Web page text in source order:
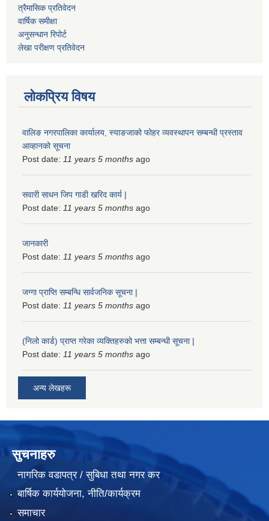
त्रैमासिक प्रतिवेदन
वार्षिक समीक्षा
अनुसन्धान रिपोर्ट
लेखा परीक्षण प्रतिवेदन
लोकप्रिय विषय
वालिङ नगरपालिका कार्यालय, स्याङजाको फोहर व्यवस्थापन सम्बन्धी प्रस्ताव
आव्हानको सूचना
Post date: 11 years 5 months ago
सवारी साधन जिप गाडी खरिद कार्य |
Post date: 11 years 5 months ago
जानकारी
Post date: 11 years 5 months ago
जग्गा प्राप्ति सम्बन्धि सार्वजनिक सूचना |
Post date: 11 years 5 months ago
(निलो कार्ड) प्राप्त गरेका व्यक्तिहरुको भत्ता सम्बन्धी सूचना |
Post date: 11 years 5 months ago
अन्य लेखहरू
सुचनाहरु
नागरिक वडापत्र / सुबिधा तथा नगर कर
बार्षिक कार्ययोजना, नीति/कार्यक्रम
समाचार